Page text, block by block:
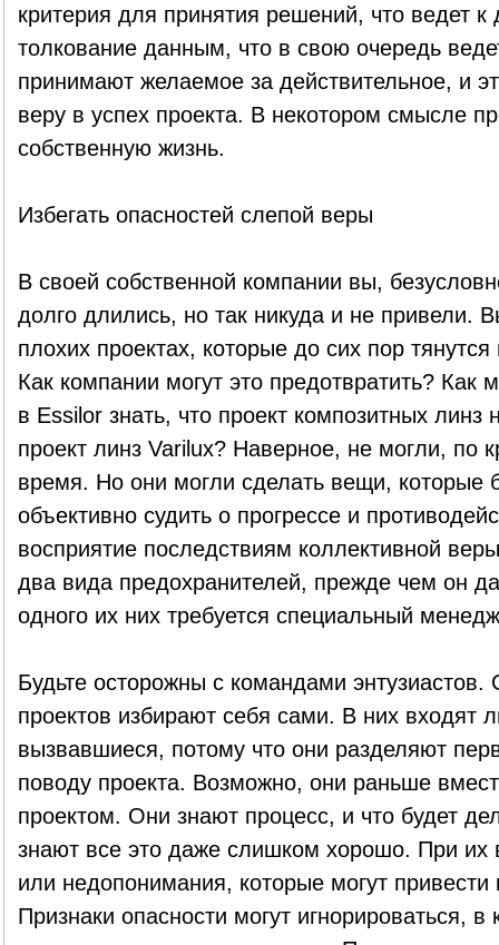
критерия для принятия решений, что ведет
толкование данным, что в свою очередь
принимают желаемое за действительное, и
веру в успех проекта. В некотором смысле
собственную жизнь.
Избегать опасностей слепой веры
В своей собственной компании вы,
долго длились, но так никуда и не привели.
плохих проектах, которые до сих пор
Как компании могут это предотвратить?
в Essilor знать, что проект композитных линз
проект линз Varilux? Наверное, не могли, по
время. Но они могли сделать вещи, которые
объективно судить о прогрессе и
восприятие последствиям коллективной
два вида предохранителей, прежде чем он
одного их них требуется специальный
Будьте осторожны с командами
проектов избирают себя сами. В них входят
вызвавшиеся, потому что они разделяют
поводу проекта. Возможно, они раньше
проектом. Они знают процесс, и что будет
знают все это даже слишком хорошо. При их
или недопонимания, которые могут
Признаки опасности могут игнорироваться,